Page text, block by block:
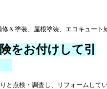
＆塗装、屋根塗装、エコキュー
お付けして引
と点検・調査し、リフォームし